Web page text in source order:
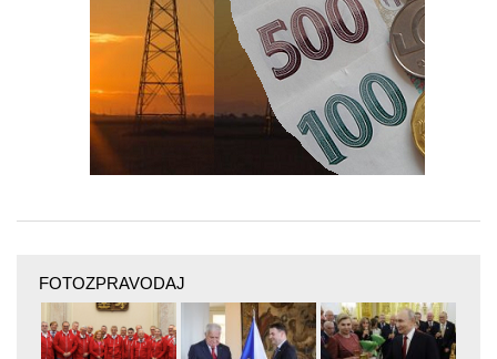
FOTOZPRAVODAJ